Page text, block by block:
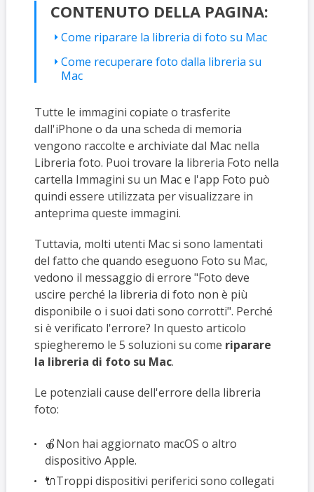
CONTENUTO DELLA PAGINA:
Come riparare la libreria di foto su Mac
Come recuperare foto dalla libreria su
Mac
Tutte le immagini copiate o trasferite
dall'iPhone o da una scheda di memoria
vengono raccolte e archiviate dal Mac nella
Libreria foto. Puoi trovare la libreria Foto nella
cartella Immagini su un Mac e l'app Foto può
quindi essere utilizzata per visualizzare in
anteprima queste immagini.
Tuttavia, molti utenti Mac si sono lamentati
del fatto che quando eseguono Foto su Mac,
vedono il messaggio di errore "Foto deve
uscire perché la libreria di foto non è più
disponibile o i suoi dati sono corrotti". Perché
si è verificato l'errore? In questo articolo
spiegheremo le 5 soluzioni su come riparare
la libreria di foto su Mac.
Le potenziali cause dell'errore della libreria
foto:
🍎Non hai aggiornato macOS o altro
dispositivo Apple.
🔌Troppi dispositivi periferici sono collegati